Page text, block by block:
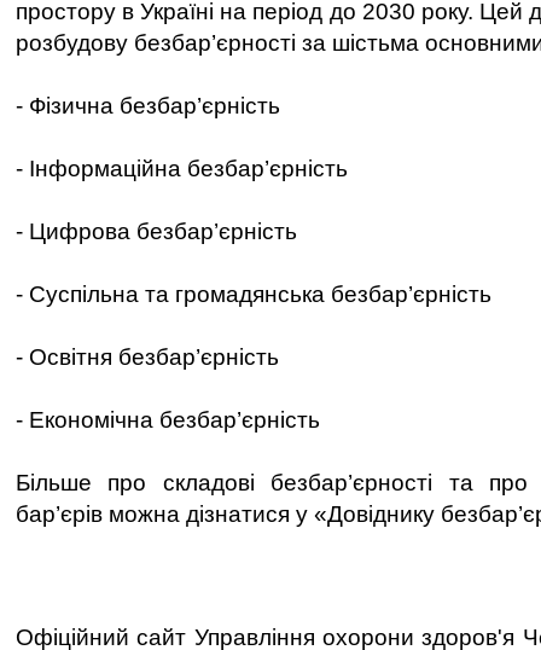
простору в Україні на період до 2030 року. Цей
розбудову безбар’єрності за шістьма
- Фізична безбар’єрність
- Інформаційна безбар’єрність
- Цифрова безбар’єрність
- Суспільна та громадянська безбар’єрність
- Освітня безбар’єрність
- Економічна безбар’єрність
Більше про складові безбар’єрності та про
бар’єрів можна дізнатися у «Довіднику
Офіційний сайт Управління охорони здоров'я